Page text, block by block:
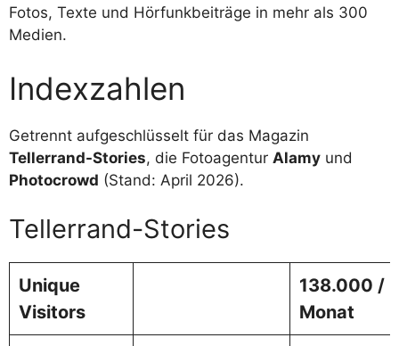
Fotos, Texte und Hörfunkbeiträge in mehr als 300
Medien.
Indexzahlen
Getrennt aufgeschlüsselt für das Magazin
Tellerrand-Stories, die Fotoagentur Alamy und
Photocrowd (Stand: April 2026).
Tellerrand-Stories
Unique
Visitors
138.000 /
Monat